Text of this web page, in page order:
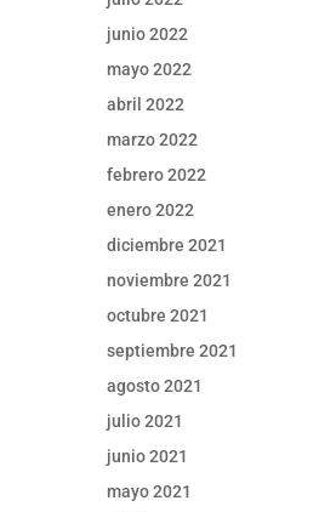
junio 2022
mayo 2022
abril 2022
marzo 2022
febrero 2022
enero 2022
diciembre 2021
noviembre 2021
octubre 2021
septiembre 2021
agosto 2021
julio 2021
junio 2021
mayo 2021